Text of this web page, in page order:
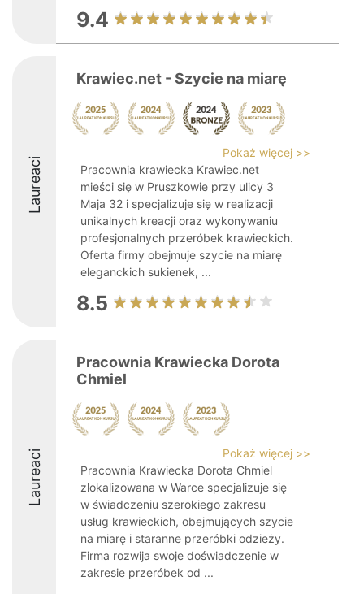
9.4
Laureaci
Krawiec.net - Szycie na miarę
Pokaż więcej >>
Pracownia krawiecka Krawiec.net
mieści się w Pruszkowie przy ulicy 3
Maja 32 i specjalizuje się w realizacji
unikalnych kreacji oraz wykonywaniu
profesjonalnych przeróbek krawieckich.
Oferta firmy obejmuje szycie na miarę
eleganckich sukienek, ...
8.5
Laureaci
Pracownia Krawiecka Dorota
Chmiel
Pokaż więcej >>
Pracownia Krawiecka Dorota Chmiel
zlokalizowana w Warce specjalizuje się
w świadczeniu szerokiego zakresu
usług krawieckich, obejmujących szycie
na miarę i staranne przeróbki odzieży.
Firma rozwija swoje doświadczenie w
zakresie przeróbek od ...